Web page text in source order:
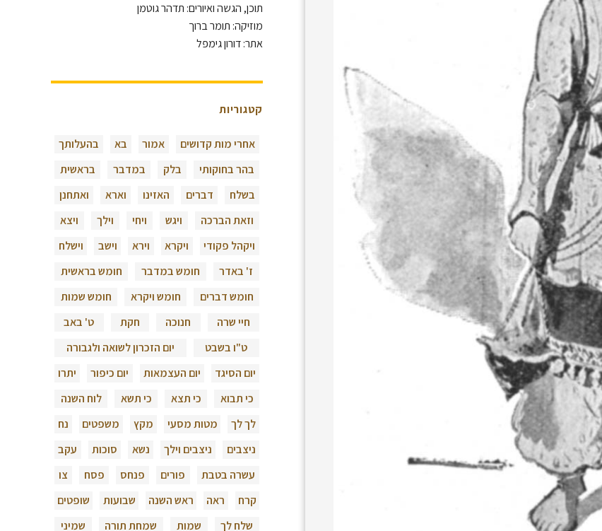
תוכן, הגשה ואיורים: תדהר גוטמן
מוזיקה: תומר ברוך
אתר: דורון גימפל
קטגוריות
אחרי מות קדושים אמור בא
בהעלותך
בהר בחוקותי
בלק במדבר
בראשית
בשלח
דברים האזינו וארא
ואתחנן
וזאת הברכה
ויגש ויחי וילך
ויצא
ויקהל פקודי
ויקרא וירא וישב
וישלח
ז' באדר
חומש במדבר
חומש בראשית
חומש דברים
חומש ויקרא
חומש שמות
חיי שרה
חנוכה חקת
ט' באב
ט"ו בשבט
יום הזכרון לשואה ולגבורה
יום הסיגד
יום העצמאות יום כיפור
יתרו
כי תבוא
כי תצא כי תשא
לוח השנה
לך לך
מטות מסעי מקץ משפטים
נח
ניצבים
ניצבים וילך נשא סוכות
עקב
עשרה בטבת
פורים פנחס פסח
צו
קרח
ראה ראש השנה שבועות
שופטים
שלח לך
שמות שמחת תורה
שמיני